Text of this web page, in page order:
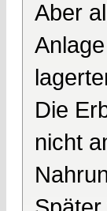
Aber
Anlage
Die
nicht